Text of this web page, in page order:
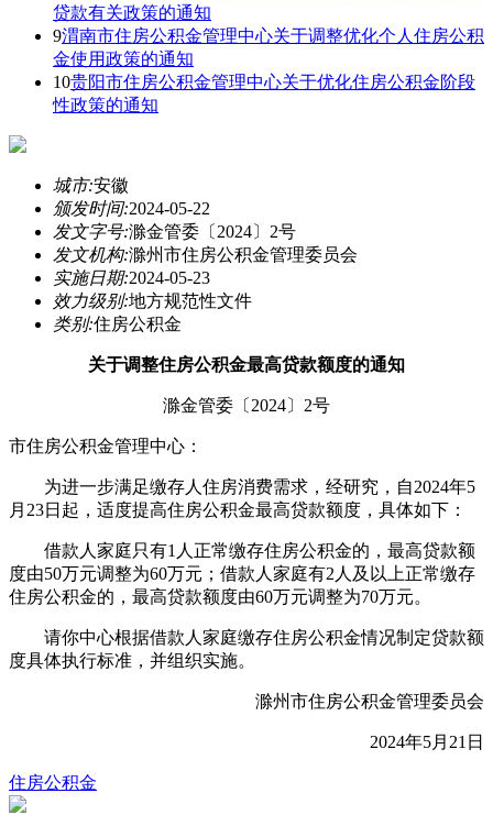
贷款有关政策的通知
9渭南市住房公积金管理中心关于调整优化个人住房公积
金使用政策的通知
10贵阳市住房公积金管理中心关于优化住房公积金阶段
性政策的通知
城市:安徽
颁发时间:2024-05-22
发文字号:滁金管委〔2024〕2号
发文机构:滁州市住房公积金管理委员会
实施日期:2024-05-23
效力级别:地方规范性文件
类别:住房公积金
关于调整住房公积金最高贷款额度的通知
滁金管委〔2024〕2号
市住房公积金管理中心：
为进一步满足缴存人住房消费需求，经研究，自2024年5
月23日起，适度提高住房公积金最高贷款额度，具体如下：
借款人家庭只有1人正常缴存住房公积金的，最高贷款额
度由50万元调整为60万元；借款人家庭有2人及以上正常缴存
住房公积金的，最高贷款额度由60万元调整为70万元。
请你中心根据借款人家庭缴存住房公积金情况制定贷款额
度具体执行标准，并组织实施。
滁州市住房公积金管理委员会
2024年5月21日
住房公积金